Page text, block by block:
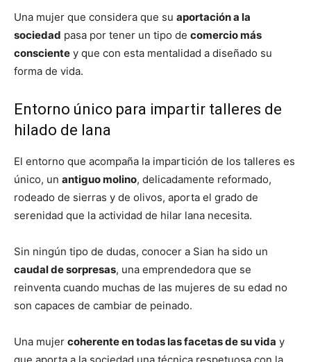
Una mujer que considera que su aportación a la
sociedad pasa por tener un tipo de comercio más
consciente y que con esta mentalidad a diseñado su
forma de vida.
Entorno único para impartir talleres de
hilado de lana
El entorno que acompaña la impartición de los talleres es
único, un antiguo molino, delicadamente reformado,
rodeado de sierras y de olivos, aporta el grado de
serenidad que la actividad de hilar lana necesita.
Sin ningún tipo de dudas, conocer a Sian ha sido un
caudal de sorpresas, una emprendedora que se
reinventa cuando muchas de las mujeres de su edad no
son capaces de cambiar de peinado.
Una mujer coherente en todas las facetas de su vida y